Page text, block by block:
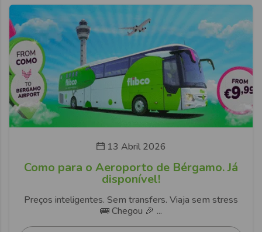
13 Abril 2026
Como para o Aeroporto de Bérgamo. Já
disponível!
Preços inteligentes. Sem transfers. Viaja sem stress
🚌 Chegou 🎉 ...